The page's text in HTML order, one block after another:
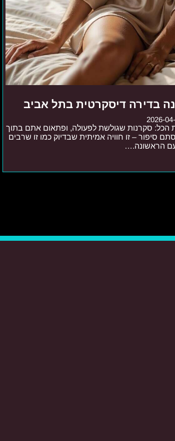
בדירה דיסקרטית בתל אביב
2026-
סקרנות שגולשת לפעולה, ופתאום אתם בתוך
סיפור – זו חוויה אמיתית שבדיוק כמו זו שרבים
הראשונה.…